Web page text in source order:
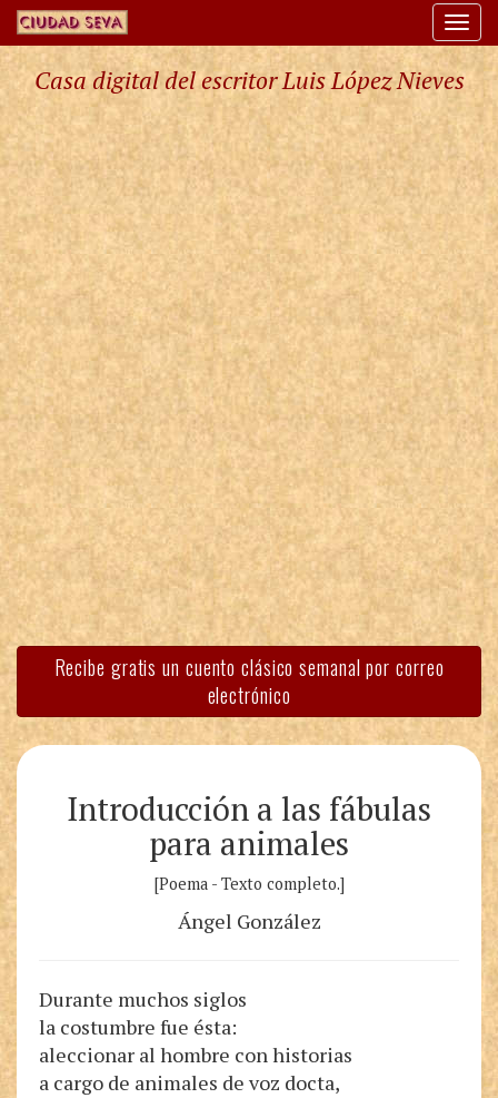
Casa digital del escritor Luis López Nieves
Recibe gratis un cuento clásico semanal por correo
electrónico
Introducción a las fábulas
para animales
[Poema - Texto completo.]
Ángel González
Durante muchos siglos
la costumbre fue ésta:
aleccionar al hombre con historias
a cargo de animales de voz docta,